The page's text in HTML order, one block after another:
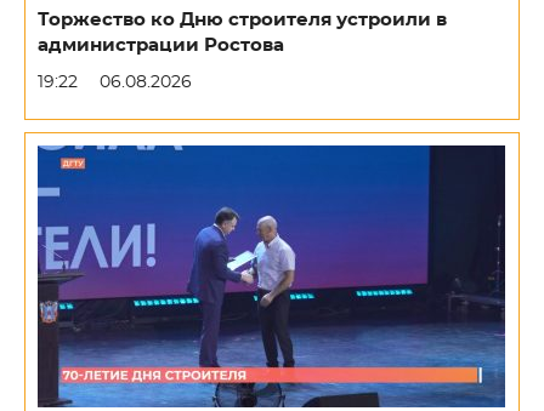
Торжество ко Дню строителя устроили в
администрации Ростова
19:22 06.08.2026